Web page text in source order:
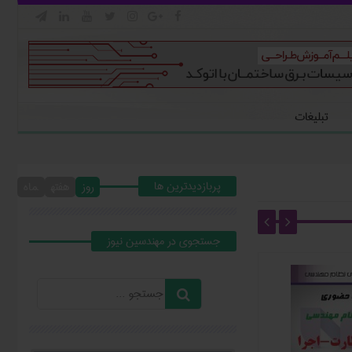
تبلیغات
پربازدیدترین ها روز
جستجوي در مهندسين نيوز